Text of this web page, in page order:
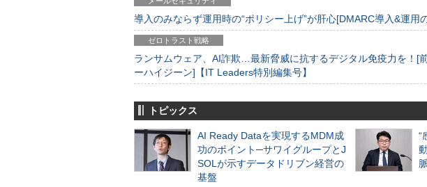
導入のみならず運用時の“ポリシー上げ”が肝心[DMARC導入&運用
ゼロトラスト戦略
ランサムウェア、AI詐欺…最新脅威に抗するデジタル免疫力を！[
ーハイジーン]【IT Leaders特別編集号】
トピックス
AI Ready Dataを実現するMDM成
功のポイント─サワイグループとJ
SOLが示すデータドリブン経営の
基盤
“